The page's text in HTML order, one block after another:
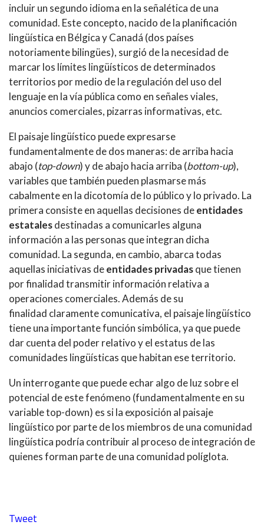
incluir un segundo idioma en la señalética de una
comunidad. Este concepto, nacido de la planificación
lingüística en Bélgica y Canadá (dos países
notoriamente bilingües), surgió de la necesidad de
marcar los límites lingüísticos de determinados
territorios por medio de la regulación del uso del
lenguaje en la vía pública como en señales viales,
anuncios comerciales, pizarras informativas, etc.
El paisaje lingüístico puede expresarse
fundamentalmente de dos maneras: de arriba hacia
abajo (top-down) y de abajo hacia arriba (bottom-up),
variables que también pueden plasmarse más
cabalmente en la dicotomía de lo público y lo privado. La
primera consiste en aquellas decisiones deentidades
estatalesdestinadas a comunicarles alguna
información a las personas que integran dicha
comunidad. La segunda, en cambio, abarca todas
aquellas iniciativas deentidades privadasque tienen
por finalidad transmitir información relativa a
operaciones comerciales. Además de su
finalidad claramente comunicativa, el paisaje lingüístico
tiene una importante función simbólica, ya que puede
dar cuenta del poder relativo y el estatus de las
comunidades lingüísticas que habitan ese territorio.
Un interrogante que puede echar algo de luz sobre el
potencial de este fenómeno (fundamentalmente en su
variable top-down) es si la exposición al paisaje
lingüístico por parte de los miembros de una comunidad
lingüística podría contribuir al proceso de integración de
quienes forman parte de una comunidad políglota.
Tweet